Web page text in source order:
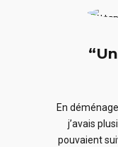
En
j’avais
pouvaient